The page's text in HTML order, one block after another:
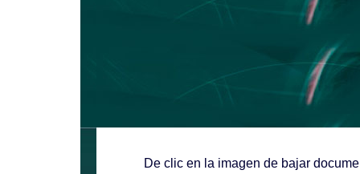
De clic en la imagen de bajar